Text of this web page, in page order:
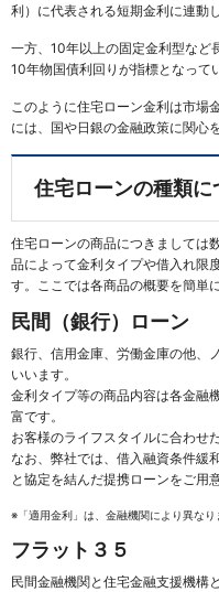
利）に代表される短期金利に連動
一方、10年以上の固定金利型など
10年物国債利回りが指標となって
このように住宅ローン金利は市場
には、国や日銀の金融政策に関心
住宅ローンの種類に
住宅ローンの商品につきましては
品によって金利タイプや借入れ限
す。ここでは各商品の概要を簡単
民間（銀行）ローン
銀行、信用金庫、労働金庫の他、
いいます。
金利タイプ等の商品内容は各金融
富です。
お客様のライフスタイルに合わせ
なお、弊社では、借入融資条件緩
と協定を結んだ提携ローンをご用
※「適用金利」は、金融機関により異なり
フラット３５
民間金融機関と住宅金融支援機構